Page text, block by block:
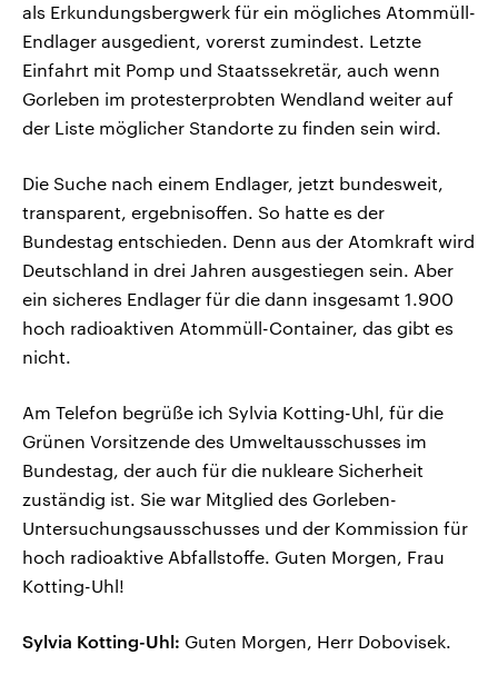
als Erkundungsbergwerk für ein mögliches Atommüll-
Endlager ausgedient, vorerst zumindest. Letzte
Einfahrt mit Pomp und Staatssekretär, auch wenn
Gorleben im protesterprobten Wendland weiter auf
der Liste möglicher Standorte zu finden sein wird.
Die Suche nach einem Endlager, jetzt bundesweit,
transparent, ergebnisoffen. So hatte es der
Bundestag entschieden. Denn aus der Atomkraft wird
Deutschland in drei Jahren ausgestiegen sein. Aber
ein sicheres Endlager für die dann insgesamt 1.900
hoch radioaktiven Atommüll-Container, das gibt es
nicht.
Am Telefon begrüße ich Sylvia Kotting-Uhl, für die
Grünen Vorsitzende des Umweltausschusses im
Bundestag, der auch für die nukleare Sicherheit
zuständig ist. Sie war Mitglied des Gorleben-
Untersuchungsausschusses und der Kommission für
hoch radioaktive Abfallstoffe. Guten Morgen, Frau
Kotting-Uhl!
Sylvia Kotting-Uhl: Guten Morgen, Herr Dobovisek.